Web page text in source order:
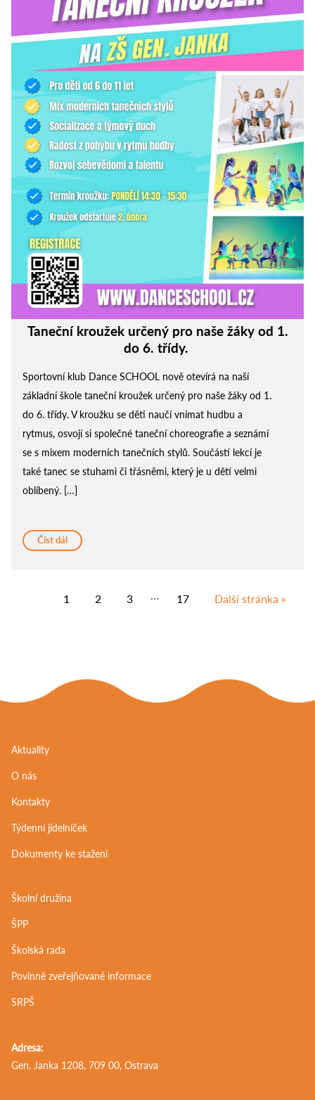
Taneční kroužek určený pro naše žáky od 1.
do 6. třídy.
Sportovní klub Dance SCHOOL nově otevírá na naší
základní škole taneční kroužek určený pro naše žáky od 1.
do 6. třídy. V kroužku se děti naučí vnímat hudbu a
rytmus, osvojí si společné taneční choreografie a seznámí
se s mixem moderních tanečních stylů. Součástí lekcí je
také tanec se stuhami či třásněmi, který je u dětí velmi
oblíbený. […]
Číst dál
1 2 3 17 Další stránka »
Aktuality
O nás
Kontakty
Týdenní jídelníček
Dokumenty ke stažení
Školní družina
ŠPP
Školská rada
Povinně zveřejňované informace
SRPŠ
Adresa:
Gen. Janka 1208, 709 00, Ostrava